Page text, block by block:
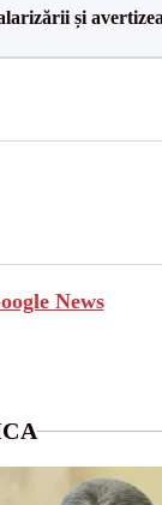
și
News